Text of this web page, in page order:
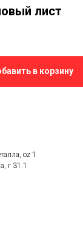
лист
в корзину
oz 1
г 31.1